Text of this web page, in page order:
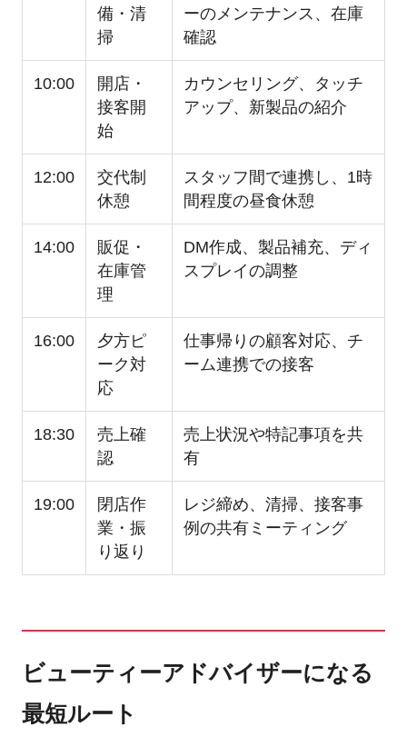
備・清
掃
ーのメンテナンス、在庫
確認
10:00
開店・
接客開
始
カウンセリング、タッチ
アップ、新製品の紹介
12:00
交代制
休憩
スタッフ間で連携し、1時
間程度の昼食休憩
14:00
販促・
在庫管
理
DM作成、製品補充、ディ
スプレイの調整
16:00
夕方ピ
ーク対
応
仕事帰りの顧客対応、チ
ーム連携での接客
18:30
売上確
認
売上状況や特記事項を共
有
19:00
閉店作
業・振
り返り
レジ締め、清掃、接客事
例の共有ミーティング
ビューティーアドバイザーになる
最短ルート